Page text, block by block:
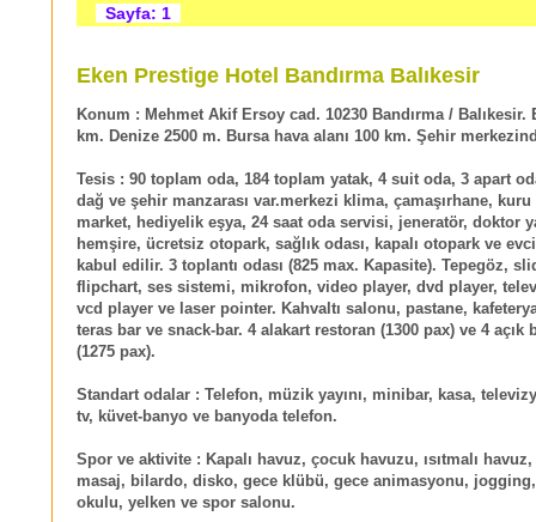
Sayfa: 1
Eken Prestige Hotel Bandırma Balıkesir
Konum : Mehmet Akif Ersoy cad. 10230 Bandırma / Balıkesir.
km. Denize 2500 m. Bursa hava alanı 100 km. Şehir
Tesis : 90 toplam oda, 184 toplam yatak, 4 suit oda, 3 apart
dağ ve şehir manzarası var.merkezi klima, çamaşırhane,
market, hediyelik eşya, 24 saat oda servisi, jeneratör, doktor
hemşire, ücretsiz otopark, sağlık odası, kapalı otopark ve
kabul edilir. 3 toplantı odası (825 max. Kapasite). Tepegöz,
flipchart, ses sistemi, mikrofon, video player, dvd player,
vcd player ve laser pointer. Kahvaltı salonu, pastane,
teras bar ve snack-bar. 4 alakart restoran (1300 pax) ve 4 açık
(1275 pax).
Standart odalar : Telefon, müzik yayını, minibar, kasa,
tv, küvet-banyo ve banyoda telefon.
Spor ve aktivite : Kapalı havuz, çocuk havuzu, ısıtmalı
masaj, bilardo, disko, gece klübü, gece animasyonu, jogging,
okulu, yelken ve spor salonu.